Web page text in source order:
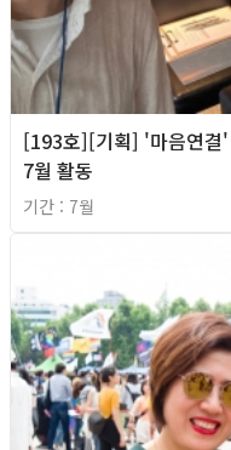
[193호][기획] '마음연결'
7월 활동
기간 : 7월